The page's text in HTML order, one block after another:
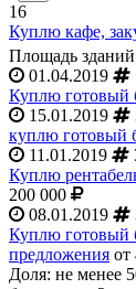
16
Куплю кафе,
Площадь
01.04.2019
Куплю готовый
15.01.2019
куплю готовый
11.01.2019
Куплю
200 000
08.01.2019
Куплю готовый
предложения от
Доля: не менее